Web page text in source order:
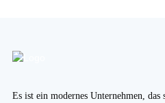
Es ist ein modernes Unternehmen,